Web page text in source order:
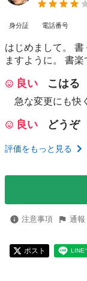
身分証 電話番号
はじめまして。
ますように。 書
良い こはる
急な変更にも快
良い どうぞ
評価をもっと見る
注意事項 通報
ポスト LINE